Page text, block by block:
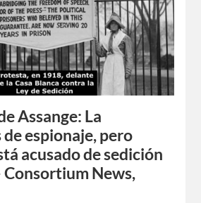
Assange: La
de espionaje, pero
acusado de sedición
Consortium News,